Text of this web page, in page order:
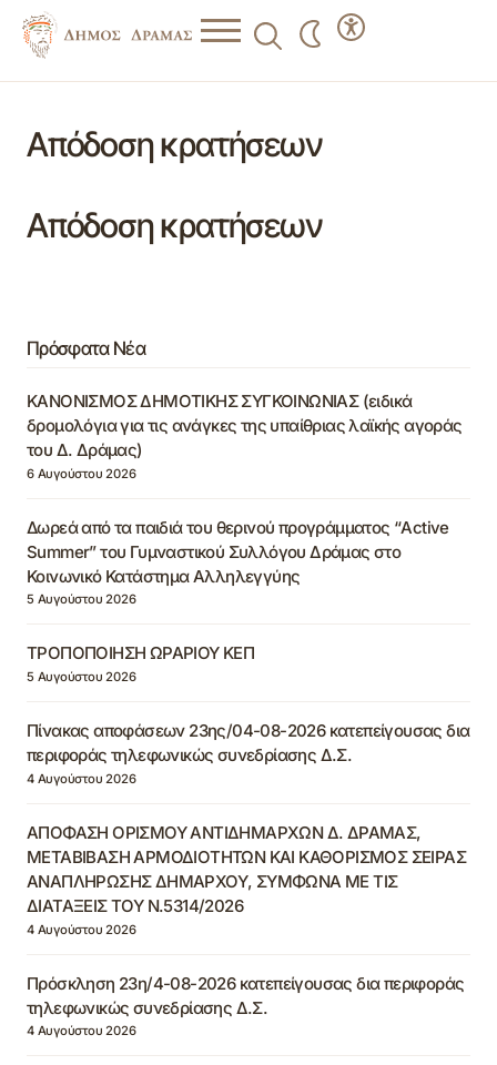
Απόδοση κρατήσεων
Απόδοση κρατήσεων
Πρόσφατα Νέα
ΚΑΝΟΝΙΣΜΟΣ ΔΗΜΟΤΙΚΗΣ ΣΥΓΚΟΙΝΩΝΙΑΣ (ειδικά
δρομολόγια για τις ανάγκες της υπαίθριας λαϊκής αγοράς
του Δ. Δράμας)
6 Αυγούστου 2026
Δωρεά από τα παιδιά του θερινού προγράμματος “Active
Summer” του Γυμναστικού Συλλόγου Δράμας στο
Κοινωνικό Κατάστημα Αλληλεγγύης
5 Αυγούστου 2026
ΤΡΟΠΟΠΟΙΗΣΗ ΩΡΑΡΙΟΥ ΚΕΠ
5 Αυγούστου 2026
Πίνακας αποφάσεων 23ης/04-08-2026 κατεπείγουσας δια
περιφοράς τηλεφωνικώς συνεδρίασης Δ.Σ.
4 Αυγούστου 2026
ΑΠΟΦΑΣΗ ΟΡΙΣΜΟΥ ΑΝΤΙΔΗΜΑΡΧΩΝ Δ. ΔΡΑΜΑΣ,
ΜΕΤΑΒΙΒΑΣΗ ΑΡΜΟΔΙΟΤΗΤΩΝ ΚΑΙ ΚΑΘΟΡΙΣΜΟΣ ΣΕΙΡΑΣ
ΑΝΑΠΛΗΡΩΣΗΣ ΔΗΜΑΡΧΟΥ, ΣΥΜΦΩΝΑ ΜΕ ΤΙΣ
ΔΙΑΤΑΞΕΙΣ ΤΟΥ Ν.5314/2026
4 Αυγούστου 2026
Πρόσκληση 23η/4-08-2026 κατεπείγουσας δια περιφοράς
τηλεφωνικώς συνεδρίασης Δ.Σ.
4 Αυγούστου 2026